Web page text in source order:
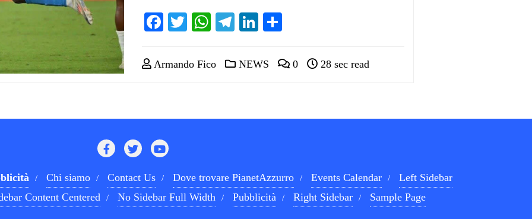
Facebook
TwitterWhatsApp
Telegram
LinkedIn
Armando Fico NEWS 0 28 sec read
Chi siamo Contact Us Dove trovare PianetAzzurro Events Calendar
Left Sidebar
Content Centered No Sidebar Full Width Pubblicità Right Sidebar Sample Page